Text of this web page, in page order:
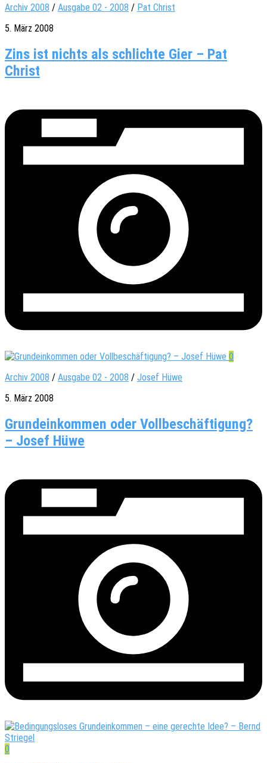
Archiv 2008 / Ausgabe 02 - 2008 / Pat Christ
5. März 2008
Zins ist nichts als schlichte Gier – Pat
Christ
0
Archiv 2008 / Ausgabe 02 - 2008 / Josef Hüwe
5. März 2008
Grundeinkommen oder Vollbeschäftigung?
– Josef Hüwe
0